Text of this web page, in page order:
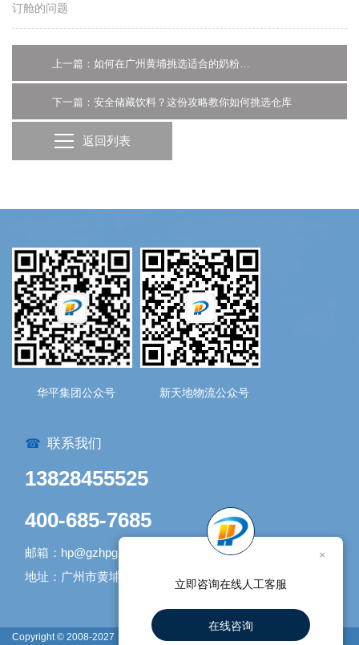
订舱的问题
下一篇：安全储藏饮料？这份攻略教你如何挑选仓库
返回列表
华平集团公众号 新天地物流公众号
☎ 联系我们
13828455525
400-685-7685
邮箱：hp@gzhpgroup.com
地址：广州市黄埔区开发大道1338号1号库
Copyright © 2008-2027 广州新天地物流有限公司 版权所有 |
网站地图
×
立即咨询在线人工客服
在线咨询